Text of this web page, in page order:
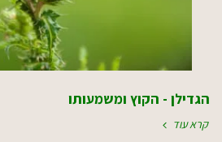
הגדילן - הקוץ ומשמעותו
קרא עוד